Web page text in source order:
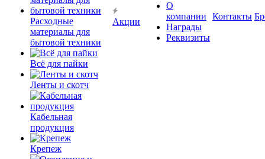
Расходные
материалы для
бытовой техники
Всё для пайки
Ленты и скотч
Кабельная
продукция
Крепеж
Акции
О
компании
Награды
Реквизиты
Контакты